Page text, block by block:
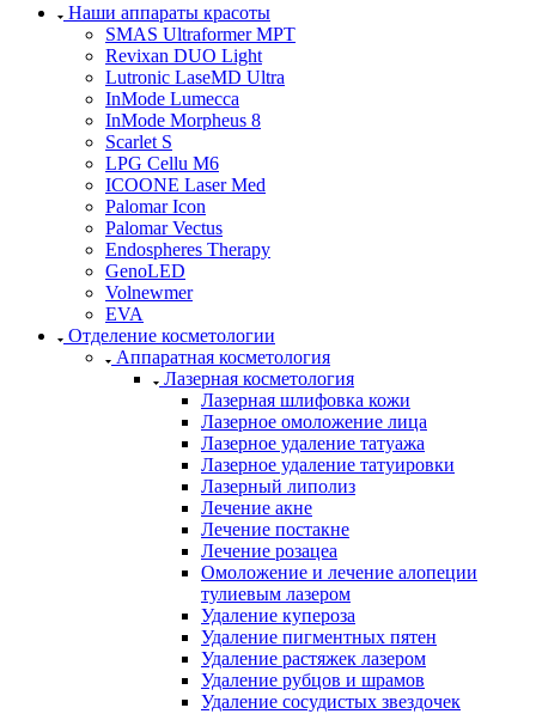
Наши аппараты красоты
SMAS Ultraformer MPT
Revixan DUO Light
Lutronic LaseMD Ultra
InMode Lumecca
InMode Morpheus 8
Scarlet S
LPG Cellu M6
ICOONE Laser Med
Palomar Icon
Palomar Vectus
Endospheres Therapy
GenoLED
Volnewmer
EVA
Отделение косметологии
Аппаратная косметология
Лазерная косметология
Лазерная шлифовка кожи
Лазерное омоложение лица
Лазерное удаление татуажа
Лазерное удаление татуировки
Лазерный липолиз
Лечение акне
Лечение постакне
Лечение розацеа
Омоложение и лечение алопеции
тулиевым лазером
Удаление купероза
Удаление пигментных пятен
Удаление растяжек лазером
Удаление рубцов и шрамов
Удаление сосудистых звездочек